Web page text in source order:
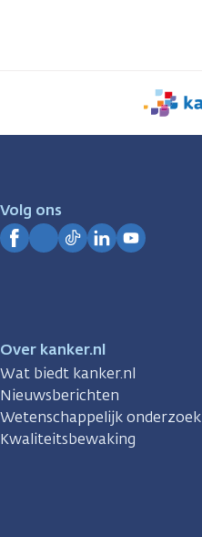
Volg ons
Over kanker.nl
Wat biedt kanker.nl
Nieuwsberichten
Wetenschappelijk onderzoek
Kwaliteitsbewaking